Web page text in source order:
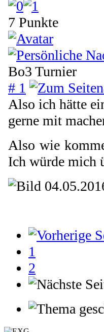
7 Punkte
Bo3 Turnier
# 1
Also ich hätte
gerne mit
Also wie
Ich würde mich
1
2